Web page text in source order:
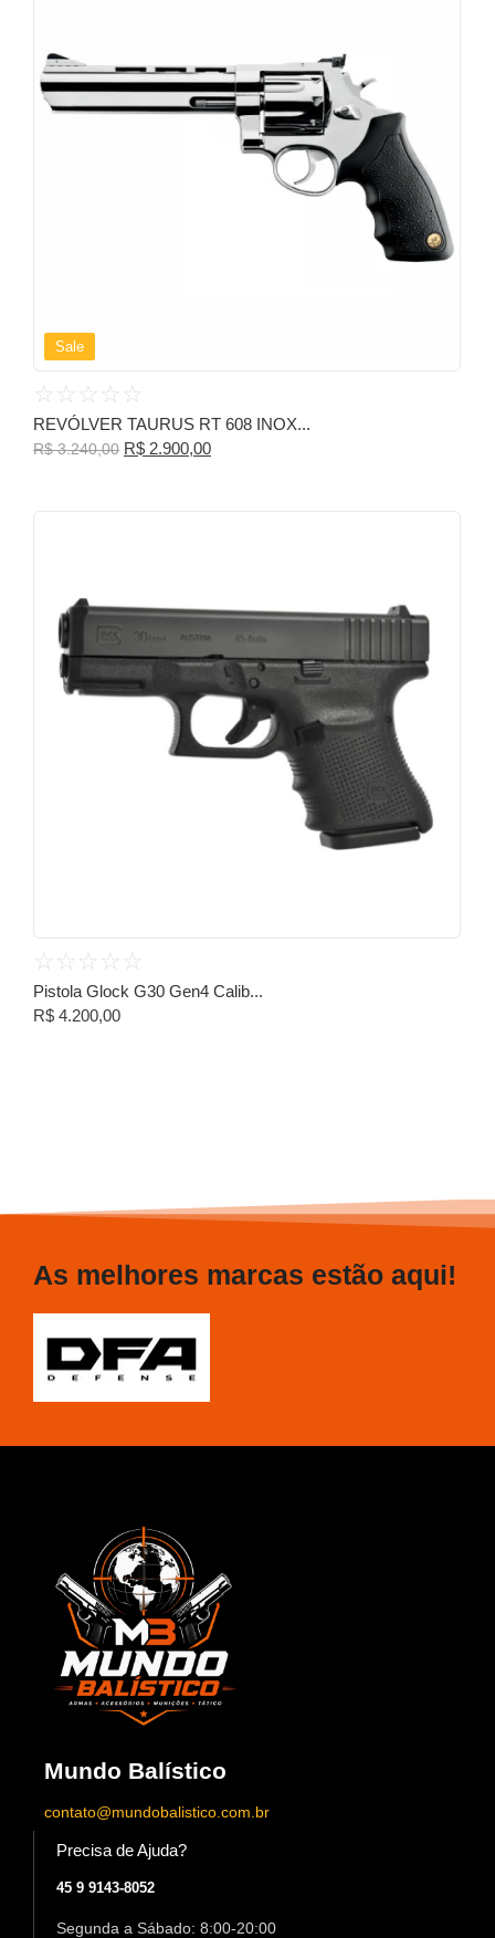
Sale
☆ ☆ ☆ ☆ ☆
REVÓLVER TAURUS RT 608 INOX...
R$3.240,00 R$ 2.900,00
☆ ☆ ☆ ☆ ☆
Pistola Glock G30 Gen4 Calib...
R$ 4.200,00
As melhores marcas estão aqui!
Mundo Balístico
contato@mundobalistico.com.br
Precisa de Ajuda?
45 9 9143-8052
Segunda a Sábado: 8:00-20:00